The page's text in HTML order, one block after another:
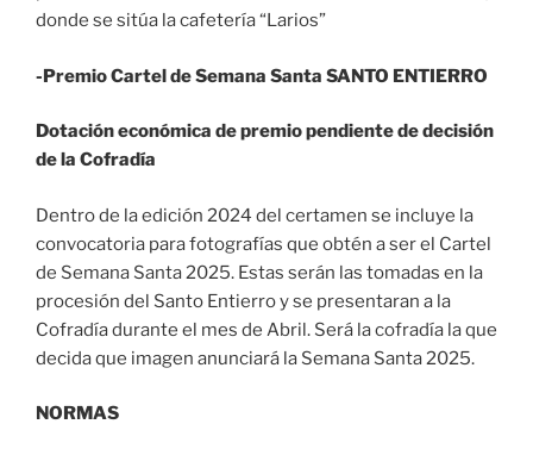
donde se sitúa la cafetería “Larios”
-Premio Cartel de Semana Santa SANTO ENTIERRO
Dotación económica de premio pendiente de decisión
de la Cofradía
Dentro de la edición 2024 del certamen se incluye la
convocatoria para fotografías que obtén a ser el Cartel
de Semana Santa 2025. Estas serán las tomadas en la
procesión del Santo Entierro y se presentaran a la
Cofradía durante el mes de Abril. Será la cofradía la que
decida que imagen anunciará la Semana Santa 2025.
NORMAS